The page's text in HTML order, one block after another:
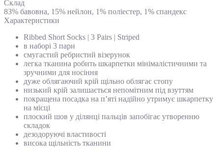
Склад
83% бавовна, 15% нейлон, 1% поліестер, 1% спандекс
Характеристики
Ribbed Short Socks | 3 Pairs | Striped
в наборі 3 пари
смугастий ребристий візерунок
легка тканина робить шкарпетки мінімалістичними та
зручними для носіння
дуже облягаючий крій щільно облягає стопу
низький крій залишається непомітним під взуттям
покращена посадка на п’яті надійно утримує шкарпетку
на місці
плоский шов у ділянці пальців запобігає утворенню
складок
дезодоруючі властивості
висока щільність тканини